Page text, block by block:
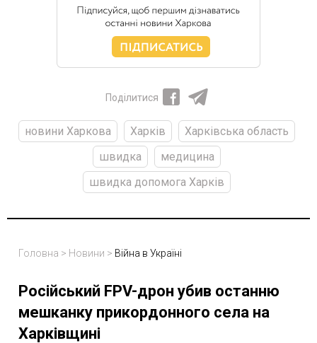
Поділитися
новини Харкова Харків
Харківська область
швидка
медицина
швидка допомога Харків
Головна > Новини > Війна в Україні
Російський FPV-дрон убив останню
мешканку прикордонного села на
Харківщині